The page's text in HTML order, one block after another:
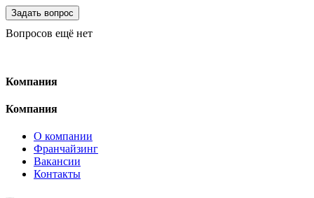
Вопросов ещё нет
Компания
Компания
О компании
Франчайзинг
Вакансии
Контакты